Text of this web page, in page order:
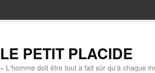
LE PETIT PLACIDE
« L'homme doit être tout à fait sûr qu'à chaque